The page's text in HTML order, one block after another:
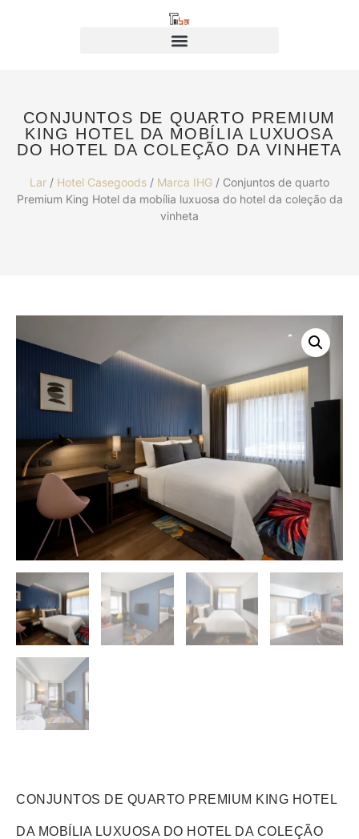
CONJUNTOS DE QUARTO PREMIUM
KING HOTEL DA MOBÍLIA LUXUOSA
DO HOTEL DA COLEÇÃO DA VINHETA
Lar / Hotel Casegoods / Marca IHG / Conjuntos de quarto
Premium King Hotel da mobília luxuosa do hotel da coleção da
vinheta
CONJUNTOS DE QUARTO PREMIUM KING HOTEL
DA MOBÍLIA LUXUOSA DO HOTEL DA COLEÇÃO